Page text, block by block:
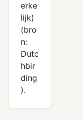
erke
lijk)
(bro
n:
Dutc
hbir
ding
).